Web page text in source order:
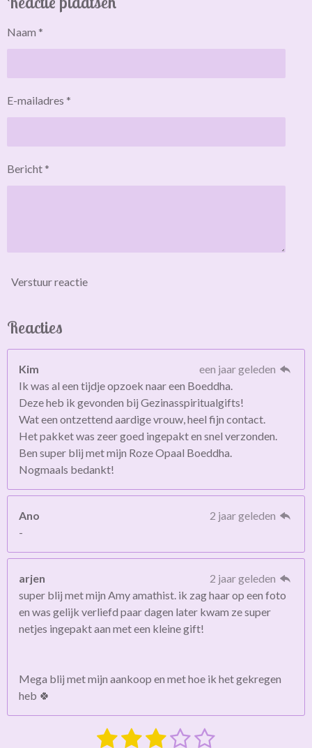
Naam *
E-mailadres *
Bericht *
Verstuur reactie
Reacties
Kim
een jaar geleden
Ik was al een tijdje opzoek naar een Boeddha.
Deze heb ik gevonden bij Gezinasspiritualgifts!
Wat een ontzettend aardige vrouw, heel fijn contact.
Het pakket was zeer goed ingepakt en snel verzonden.
Ben super blij met mijn Roze Opaal Boeddha.
Nogmaals bedankt!
Ano
2 jaar geleden
-
arjen
2 jaar geleden
super blij met mijn Amy amathist. ik zag haar op een foto
en was gelijk verliefd paar dagen later kwam ze super
netjes ingepakt aan met een kleine gift!
Mega blij met mijn aankoop en met hoe ik het gekregen
heb 🍀
1 2 3 4 5